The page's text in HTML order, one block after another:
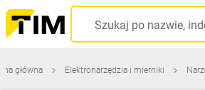
główna Elektronarzędzia i mierniki